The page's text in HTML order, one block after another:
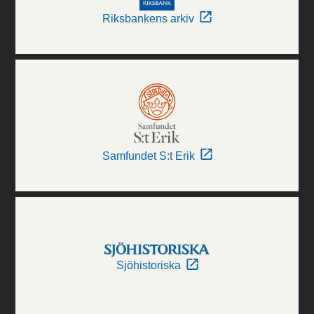
Riksbankens arkiv
Samfundet S:t Erik
Sjöhistoriska